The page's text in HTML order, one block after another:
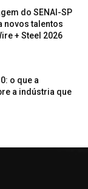
do SENAI-SP
novos talentos
+ Steel 2026
o que a
a indústria que